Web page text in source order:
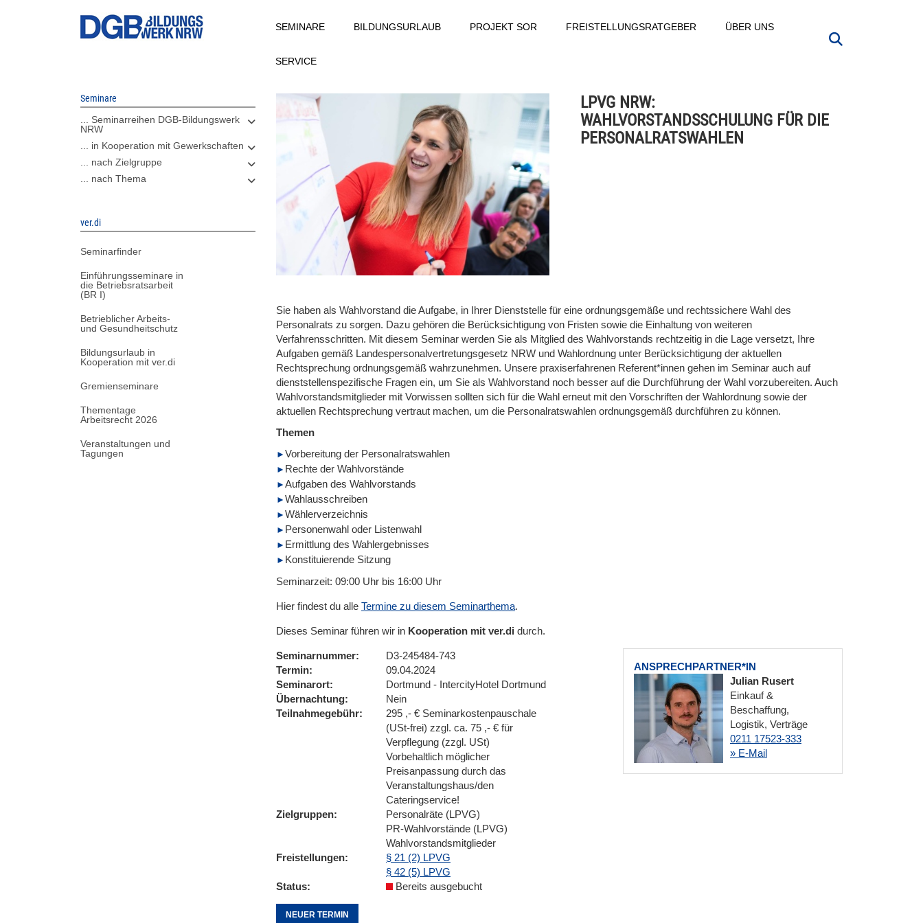
SEMINARE BILDUNGSURLAUB PROJEKT SOR FREISTELLUNGSRATGEBER ÜBER UNS
SERVICE
Seminare
... Seminarreihen DGB-Bildungswerk
NRW
... in Kooperation mit Gewerkschaften
... nach Zielgruppe
... nach Thema
ver.di
Seminarfinder
Einführungsseminare in
die Betriebsratsarbeit
(BR I)
Betrieblicher Arbeits-
und Gesundheitschutz
Bildungsurlaub in
Kooperation mit ver.di
Gremienseminare
Thementage
Arbeitsrecht 2026
Veranstaltungen und
Tagungen
LPVG NRW:
WAHLVORSTANDSSCHULUNG FÜR DIE
PERSONALRATSWAHLEN
Sie haben als Wahlvorstand die Aufgabe, in Ihrer Dienststelle für eine ordnungsgemäße und rechtssichere Wahl des
Personalrats zu sorgen. Dazu gehören die Berücksichtigung von Fristen sowie die Einhaltung von weiteren
Verfahrensschritten. Mit diesem Seminar werden Sie als Mitglied des Wahlvorstands rechtzeitig in die Lage versetzt, Ihre
Aufgaben gemäß Landespersonalvertretungsgesetz NRW und Wahlordnung unter Berücksichtigung der aktuellen
Rechtsprechung ordnungsgemäß wahrzunehmen. Unsere praxiserfahrenen Referent*innen gehen im Seminar auch auf
dienststellenspezifische Fragen ein, um Sie als Wahlvorstand noch besser auf die Durchführung der Wahl vorzubereiten. Auch
Wahlvorstandsmitglieder mit Vorwissen sollten sich für die Wahl erneut mit den Vorschriften der Wahlordnung sowie der
aktuellen Rechtsprechung vertraut machen, um die Personalratswahlen ordnungsgemäß durchführen zu können.
Themen
Vorbereitung der Personalratswahlen
Rechte der Wahlvorstände
Aufgaben des Wahlvorstands
Wahlausschreiben
Wählerverzeichnis
Personenwahl oder Listenwahl
Ermittlung des Wahlergebnisses
Konstituierende Sitzung
Seminarzeit: 09:00 Uhr bis 16:00 Uhr
Hier findest du alle Termine zu diesem Seminarthema.
Dieses Seminar führen wir in Kooperation mit ver.di durch.
ANSPRECHPARTNER*IN
Julian Rusert
Einkauf &
Beschaffung,
Logistik, Verträge
0211 17523-333
» E-Mail
Seminarnummer
D3-245484-743
Termin
09.04.2024
Seminarort
Dortmund - IntercityHotel Dortmund
Übernachtung
Nein
Teilnahmegebühr
295 ,- € Seminarkostenpauschale
(USt-frei) zzgl. ca. 75 ,- € für
Verpflegung (zzgl. USt)
Vorbehaltlich möglicher
Preisanpassung durch das
Veranstaltungshaus/den
Cateringservice!
Zielgruppen
Personalräte (LPVG)
PR-Wahlvorstände (LPVG)
Wahlvorstandsmitglieder
Freistellungen
§ 21 (2) LPVG
§ 42 (5) LPVG
Status
Bereits ausgebucht
NEUER TERMIN